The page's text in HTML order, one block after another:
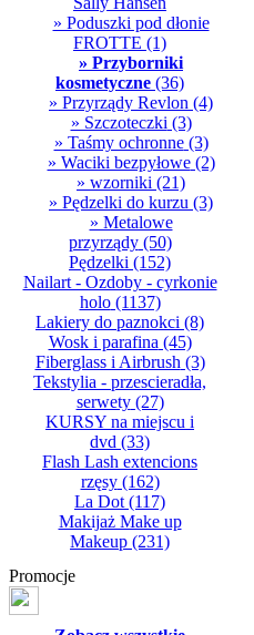
» Poduszki pod dłonie
FROTTE (1)
» Przyborniki
kosmetyczne (36)
» Przyrządy Revlon (4)
» Szczoteczki (3)
» Taśmy ochronne(3)
» Waciki bezpyłowe(2)
» wzorniki (21)
» Pędzelki do kurzu (3)
» Metalowe
przyrządy(50)
Pędzelki (152)
Nailart - Ozdoby - cyrkonie
holo(1137)
Lakiery do paznokci (8)
Wosk i parafina (45)
Fiberglass i Airbrush (3)
Tekstylia - przescieradła,
serwety(27)
KURSY na miejscu i
dvd (33)
Flash Lash extencions
rzęsy(162)
La Dot (117)
Makijaż Make up
Makeup (231)
Promocje